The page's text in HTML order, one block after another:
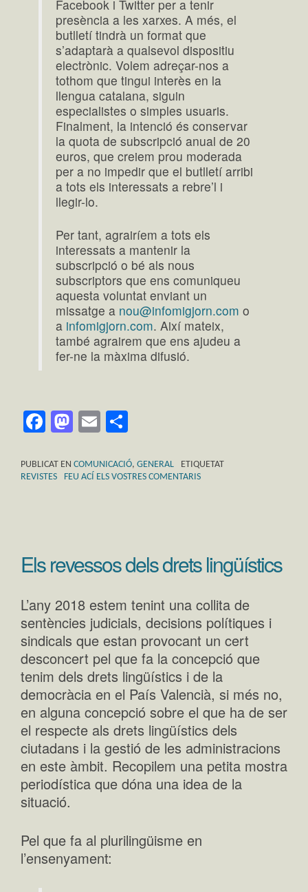
Facebook i Twitter per a tenir
presència a les xarxes. A més, el
butlletí tindrà un format que
s’adaptarà a qualsevol dispositiu
electrònic. Volem adreçar-nos a
tothom que tingui interès en la
llengua catalana, siguin
especialistes o simples usuaris.
Final­ment, la intenció és conservar
la quota de subscripció anual de 20
euros, que creiem prou moderada
per a no impedir que el butlletí arribi
a tots els inte­res­sats a rebre’l i
llegir-lo.
Per tant, agrairíem a tots els
interessats a mantenir la
subscripció o bé als nous
subscriptors que ens comuniqueu
aquesta voluntat enviant un
missatge a nou@infomigjorn.com o
a infomigjorn.com. Així mateix,
també agrairem que ens ajudeu a
fer-ne la màxima difusió.
Facebook
Mastodon
Email
PUBLICAT EN COMUNICACIÓ, GENERAL
ETIQUETAT
REVISTES
FEU ACÍ ELS VOSTRES COMENTARIS
Els revessos dels drets lingüístics
L’any 2018 estem tenint una collita de
sentències judicials, decisions polítiques i
sindicals que estan provocant un cert
desconcert pel que fa la concepció que
tenim dels drets lingüístics i de la
democràcia en el País Valencià, si més no,
en alguna concepció sobre el que ha de ser
el respecte als drets lingüístics dels
ciutadans i la gestió de les administracions
en este àmbit. Recopilem una petita mostra
periodística que dóna una idea de la
situació.
Pel que fa al plurilingüisme en
l’ensenyament: